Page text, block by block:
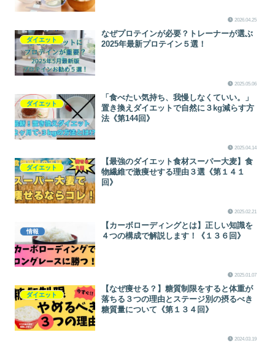
2026.04.25
ダイエット
なぜプロテインが必要？トレーナーが選ぶ
2025年最新プロテイン５選！
2025.05.06
ダイエット
「食べたい気持ち、我慢しなくていい。」
置き換えダイエットで自然に３kg減らす方
法《第144回》
2025.04.14
ダイエット
【最強のダイエット食材スーパー大麦】食
物繊維で激痩せする理由３選《第１４１
回》
2025.02.21
情報
【カーボローディングとは】正しい知識を
４つの構成で解説します！《１３６回》
2025.01.07
ダイエット
【なぜ痩せる？】糖質制限をすると体重が
落ちる３つの理由とステージ別の摂るべき
糖質量について《第１３４回》
2024.03.19